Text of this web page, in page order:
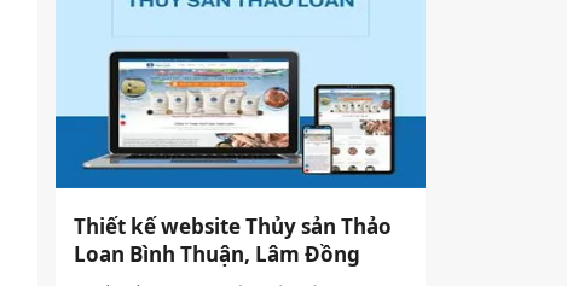
Thiết kế website Thủy sản Thảo
Loan Bình Thuận, Lâm Đồng